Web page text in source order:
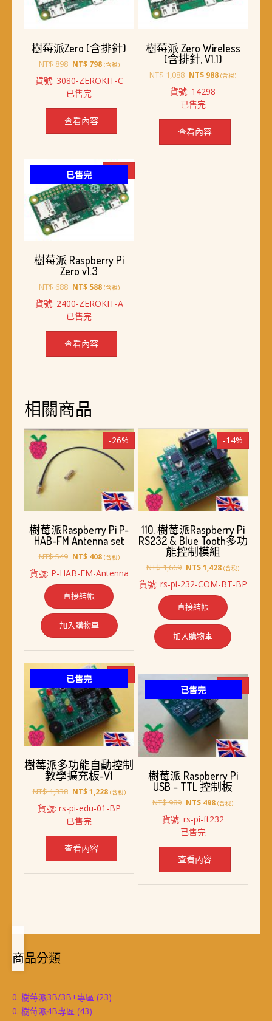
樹莓派Zero (含排針)
NT$898 原
價
格：
NT$ 898。
NT$798目
價
NT$ 798。
(含稅)
貨號: 3080-ZEROKIT-C
已售完
查看內容
樹莓派 Zero Wireless
(含排針, V1.1)
NT$1,088 原
價
格：
NT$ 1,088。
NT$ 988目
NT$ 988。
(含稅)
貨號: 14298
已售完
查看內容
已售完 -15%
樹莓派 Raspberry Pi
Zero v1.3
NT$688 原
價
格：
NT$ 688。
NT$588目
價
NT$ 588。
(含稅)
貨號: 2400-ZEROKIT-A
已售完
查看內容
相關商品
-26%
樹莓派Raspberry Pi P-
HAB-FM Antenna set
NT$549 原
價
NT$ 549。
NT$408目
價
格：
NT$ 408。
(含稅)
貨號: P-HAB-FM-Antenna
直接結帳
加入購物車
-14%
110. 樹莓派Raspberry Pi
RS232 & Blue Tooth多功
能控制模組
NT$1,669 原
價
NT$ 1,669。
NT$1,428目
價
格：
NT$ 1,428。
(含稅)
貨號: rs-pi-232-COM-BT-BP
直接結帳
加入購物車
已售完 -8%
樹莓派多功能自動控制
教學擴充板-V1
NT$1,338 原
價
格：
NT$ 1,338。
NT$1,228目
價
NT$ 1,228。
(含稅)
貨號: rs-pi-edu-01-BP
已售完
查看內容
已售完 -50%
樹莓派 Raspberry Pi
USB – TTL 控制板
NT$989 原
價
格：
NT$ 989。
NT$ 498目
價
NT$ 498。
(含稅)
貨號: rs-pi-ft232
已售完
查看內容
商品分類
0. 樹莓派3B/3B+專區 (23)
0. 樹莓派4B專區 (43)